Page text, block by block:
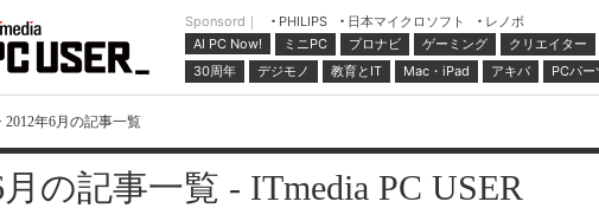
Sponsord｜ PHILIPS 日本マイクロソフト
レノボ
AI PC Now!
ミニPC プロナビ ゲーミング クリエイター
30周年
デジモノ 教育とIT Mac・iPad アキバ PCパー
2012年6月の記事一覧
の記事一覧 - ITmedia PC USER